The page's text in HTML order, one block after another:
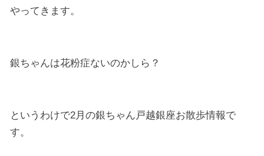
やってきます。
銀ちゃんは花粉症ないのかしら？
というわけで2月の銀ちゃん戸越銀座お散歩情報で
す。